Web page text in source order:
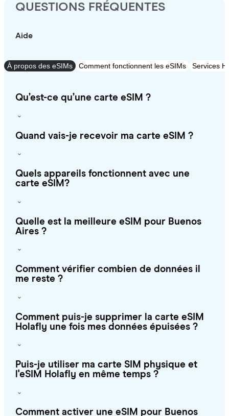
QUESTIONS FRÉQUENTES
Aide
À propos des eSIMs Comment fonctionnent les eSIMs Services
Qu’est-ce qu’une carte eSIM ?
Quand vais-je recevoir ma carte eSIM ?
Quels appareils fonctionnent avec une
carte eSIM?
Quelle est la meilleure eSIM pour Buenos
Aires ?
Comment vérifier combien de données il
me reste ?
Comment puis-je supprimer la carte eSIM
Holafly une fois mes données épuisées ?
Puis-je utiliser ma carte SIM physique et
l'eSIM Holafly en même temps ?
Comment activer une eSIM pour Buenos